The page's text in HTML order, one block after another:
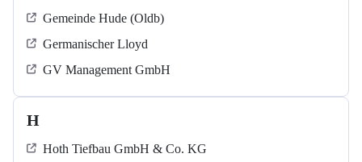
Gemeinde Hude (Oldb)
Germanischer Lloyd
GV Management GmbH
H
Hoth Tiefbau GmbH & Co. KG